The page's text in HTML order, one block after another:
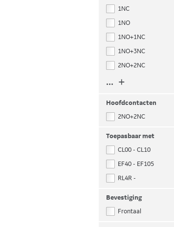
1NC
1NO
1NO+1NC
1NO+3NC
2NO+2NC
... +
Hoofdcontacten
2NO+2NC
Toepasbaar met
CL00 - CL10
EF40 - EF105
RL4R -
Bevestiging
Frontaal